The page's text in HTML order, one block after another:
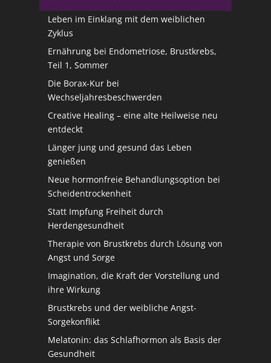
Leben im Einklang mit dem weiblichen
Zyklus
Ernährung bei Endometriose, Brustkrebs,
Teil 1, Sommer
Die Borax-Kur bei
Wechseljahresbeschwerden
Creative Healing – eine alte Heilweise neu
entdeckt
Länger jung und gesund das Leben
genießen
Neue hormonfreie Behandlungsoption bei
Scheidentrockenheit
Statt Impfung Freiheit durch
Herdengesundheit
Therapie von Brustkrebs durch Lösung von
Angst und Sorge
Imagination, die Kraft der Vorstellung und
ihre Wirkung
Brustkrebs und der weibliche Angst-
Sorgekonflikt
Melatonin: das Schlafhormon als Basis der
Gesundheit